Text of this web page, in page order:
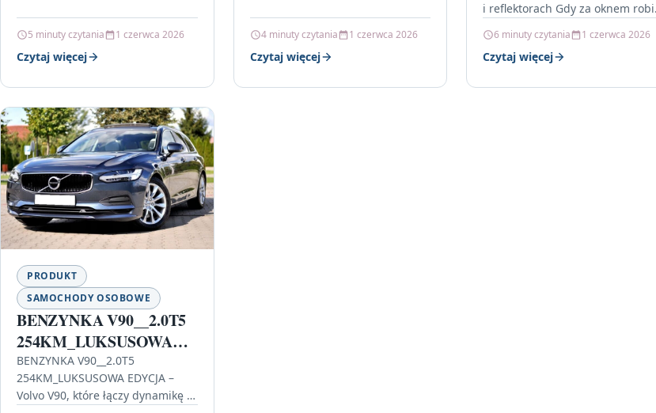
5 minuty czytania 1 czerwca 2026
Czytaj więcej
4 minuty czytania 1 czerwca 2026
Czytaj więcej
i reflektorach Gdy za oknem robi
osiadają drobinki…
6 minuty czytania 1 czerwca 2026
Czytaj więcej
PRODUKT
SAMOCHODY OSOBOWE
BENZYNKA V90__2.0T5
254KM_LUKSUSOWA
EDYCJA
BENZYNKA V90__2.0T5
254KM_LUKSUSOWA EDYCJA –
Volvo V90, które łączy dynamikę i